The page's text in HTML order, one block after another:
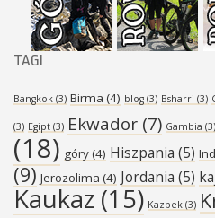
TAGI
Bangkok (3) Birma (4) blog (3) Bsharri (3)
(3) Egipt (3) Ekwador (7) Gambia (3)
(18) góry(4) Hiszpania (5)
(9) Jerozolima (4) Jordania (5)
Kaukaz (15) Kazbek (3)